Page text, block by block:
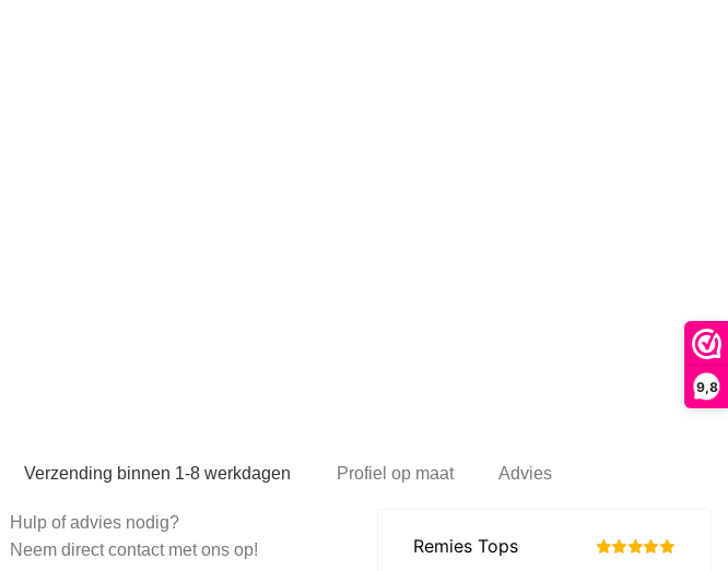
9,8
Verzending binnen 1-8 werkdagen Profiel op maat Advies
Hulp of advies nodig?
Neem direct contact met ons op!